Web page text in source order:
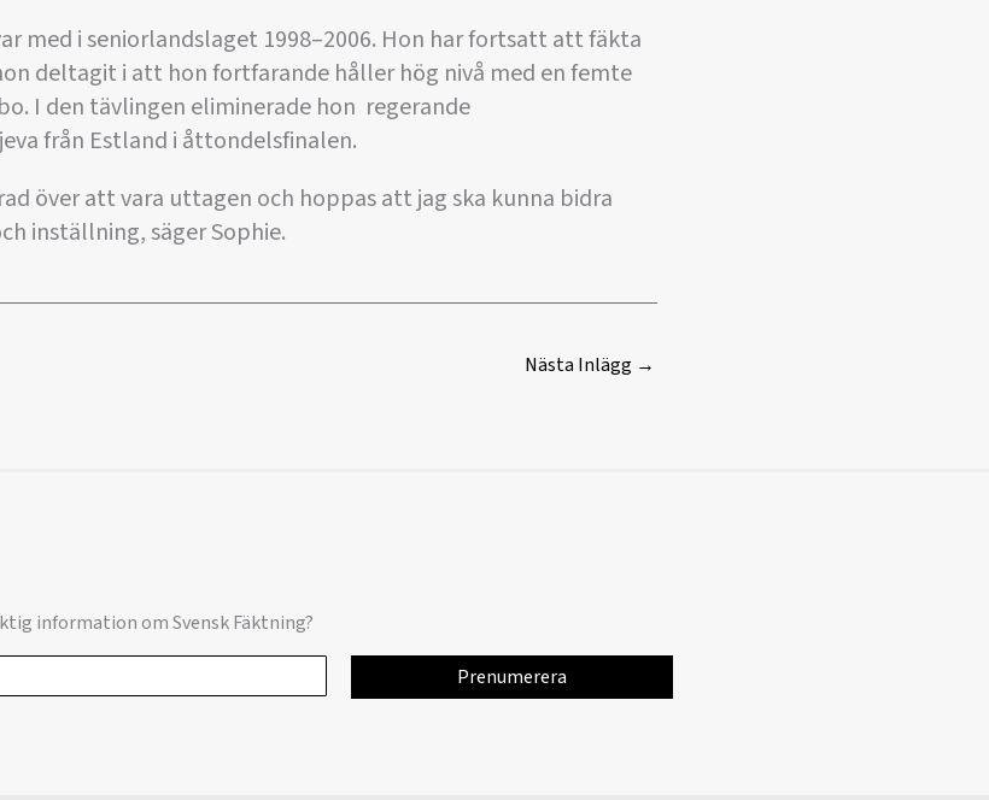
med i seniorlandslaget 1998–2006. Hon har fortsatt att fäkta
deltagit i att hon fortfarande håller hög nivå med en femte
I den tävlingen eliminerade hon regerande
från Estland i åttondelsfinalen.
över att vara uttagen och hoppas att jag ska kunna bidra
inställning, säger Sophie.
Nästa Inlägg →
information om Svensk Fäktning?